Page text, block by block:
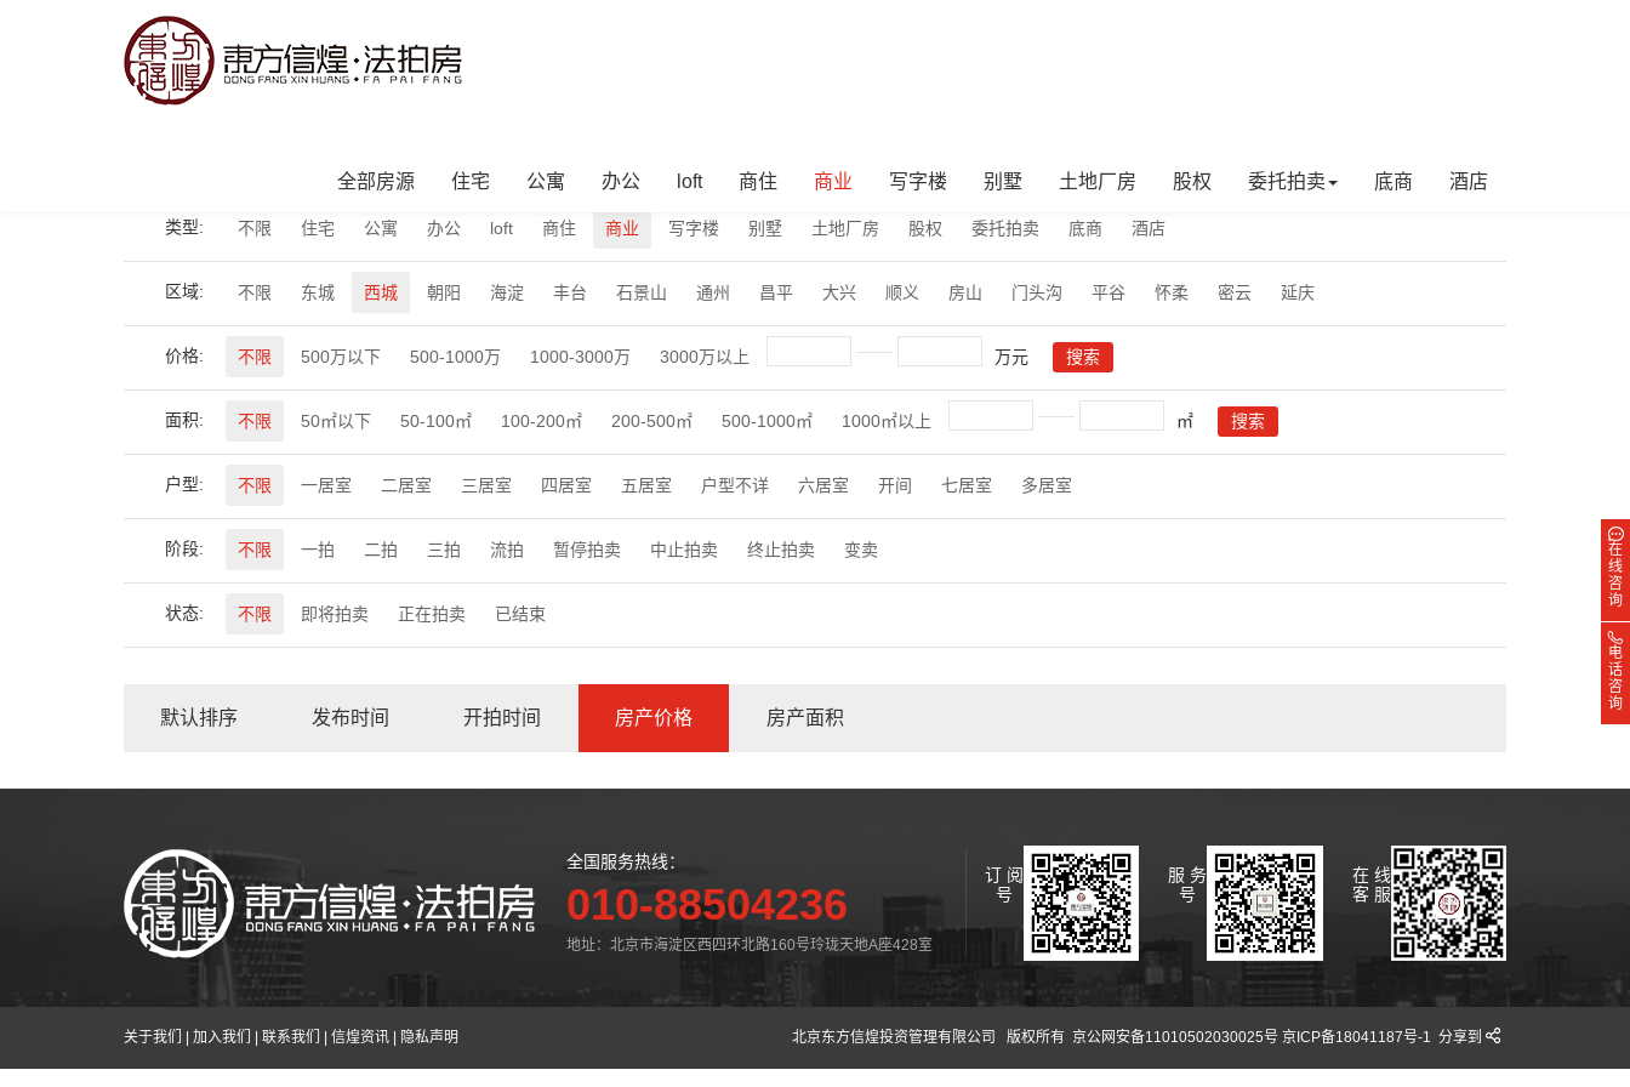
全部房源 住宅 公寓 办公 loft 商住 商业 写字楼 别墅 土地厂房 股权 委托拍卖 底商 酒店
类型: 不限 住宅 公寓 办公 loft 商住 商业 写字楼 别墅 土地厂房 股权 委托拍卖 底商 酒店
区域: 不限 东城 西城 朝阳 海淀 丰台 石景山 通州 昌平 大兴 顺义 房山 门头沟 平谷 怀柔 密云 延庆
价格: 不限 500万以下 500-1000万 1000-3000万 3000万以上 万元
面积: 不限 50㎡以下 50-100㎡ 100-200㎡ 200-500㎡ 500-1000㎡ 1000㎡以上 ㎡
户型: 不限 一居室 二居室 三居室 四居室 五居室 户型不详 六居室 开间 七居室 多居室
阶段: 不限 一拍 二拍 三拍 流拍 暂停拍卖 中止拍卖 终止拍卖 变卖
状态: 不限 即将拍卖 正在拍卖 已结束
默认排序 发布时间 开拍时间 房产价格 房产面积
全国服务热线：
010-88504236
地址：北京市海淀区西四环北路160号玲珑天地A座428室
订 阅
号
服 务
号
在 线
客 服
关于我们 加入我们 联系我们 信煌资讯 隐私声明 北京东方信煌投资管理有限公司 版权所有 京公网安备11010502030025号 京ICP备18041187号-1 分享到
在
线
咨
询
电
话
咨
询